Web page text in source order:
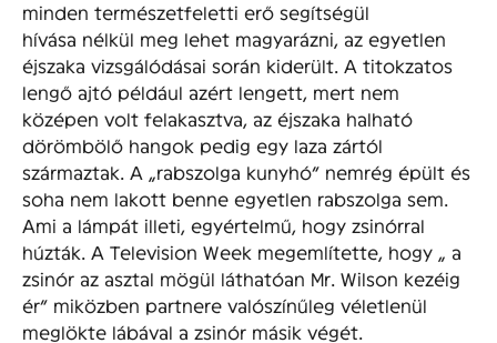
minden természetfeletti erő segítségül
hívása nélkül meg lehet magyarázni, az egyetlen
éjszaka vizsgálódásai során kiderült. A titokzatos
lengő ajtó például azért lengett, mert nem
középen volt felakasztva, az éjszaka halható
dörömbölő hangok pedig egy laza zártól
származtak. A „rabszolga kunyhó” nemrég épült és
soha nem lakott benne egyetlen rabszolga sem.
Ami a lámpát illeti, egyértelmű, hogy zsinórral
húzták. A Television Week megemlítette, hogy „ a
zsinór az asztal mögül láthatóan Mr. Wilson kezéig
ér” miközben partnere valószínűleg véletlenül
meglökte lábával a zsinór másik végét.